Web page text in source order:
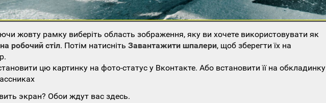
жовту рамку виберіть область зображення, яку ви хочете використовувати як
робочий стіл. Потім натиснітьЗавантажити шпалери, щоб зберегти їх на
цю картинку на фото-статус у Вконтакте. Або встановити її на обкладинку
экран? Обои ждут вас здесь.